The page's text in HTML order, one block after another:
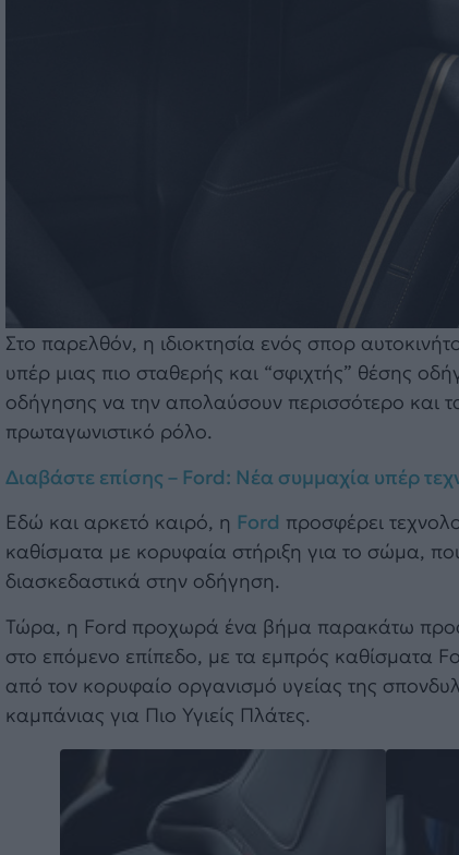
Στο παρελθόν, η ιδιοκτησία ενός σπορ
υπέρ μιας πιο σταθερής και “σφιχτής” θέσης
οδήγησης να την απολαύσουν περισσότερο και
πρωταγωνιστικό ρόλο.
Διαβάστε επίσης – Ford: Νέα συμμαχία υπέρ
Εδώ και αρκετό καιρό, η Ford προσφέρει
καθίσματα με κορυφαία στήριξη για το σώμα,
διασκεδαστικά στην οδήγηση.
Τώρα, η Ford προχωρά ένα βήμα παρακάτω
στο επόμενο επίπεδο, με τα εμπρός καθίσματα
από τον κορυφαίο οργανισμό υγείας της
καμπάνιας για Πιο Υγιείς Πλάτες.